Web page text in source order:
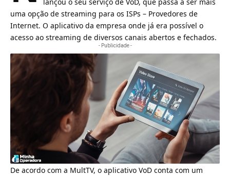
uma opção de streaming para os ISPs – Provedores de
Internet. O aplicativo da empresa onde já era possível o
acesso ao streaming de diversos canais abertos e fechados.
- Publicidade -
De acordo com a MultTV, o aplicativo VoD conta com um